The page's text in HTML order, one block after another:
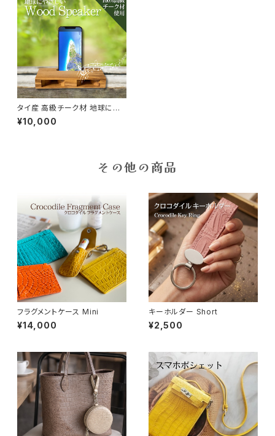
タイ産 高級チーク材 地球に優
しい無電源Wood Speaker
¥10,000
その他の商品
フラグメントケース Mini
¥14,000
キーホルダー Short
¥2,500